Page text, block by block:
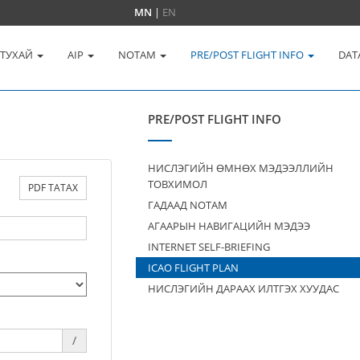
MN | EN
AIP NOTAM PRE/POST FLIGHT INFO
PDF ТАТАХ
/
PRE/POST FLIGHT INFO
НИСЛЭГИЙН ӨМНӨХ МЭДЭЭЛЛИЙН
ТОВХИМОЛ
ГАДААД NOTAM
АГААРЫН НАВИГАЦИЙН МЭДЭЭ
INTERNET SELF-BRIEFING
ICAO FLIGHT PLAN
НИСЛЭГИЙН ДАРААХ ИЛТГЭХ ХУУДАС